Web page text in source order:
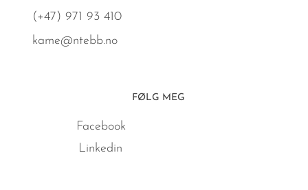
(+47) 971 93 410
kame@ntebb.no
FØLG MEG
Facebook
Linkedin